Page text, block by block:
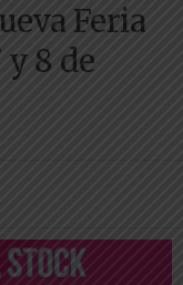
Feria
y 8 de